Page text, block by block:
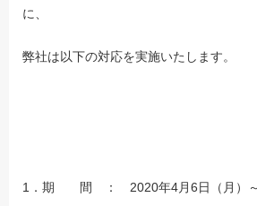
に、
弊社は以下の対応を実施いたします。
1．期 間 ： 2020年4月6日（月）～